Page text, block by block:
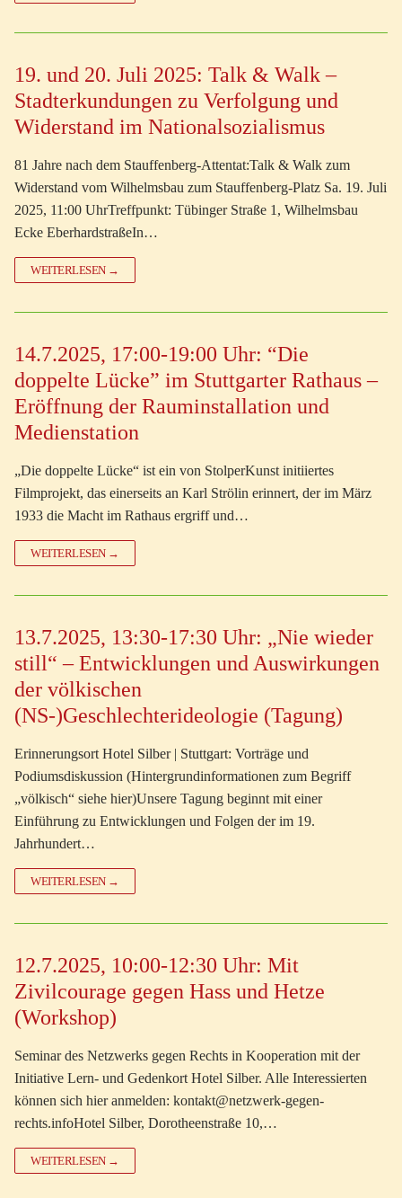
19. und 20. Juli 2025: Talk & Walk –
Stadterkundungen zu Verfolgung und
Widerstand im Nationalsozialismus
81 Jahre nach dem Stauffenberg-Attentat:Talk & Walk zum
Widerstand vom Wilhelmsbau zum Stauffenberg-Platz Sa. 19. Juli
2025, 11:00 UhrTreffpunkt: Tübinger Straße 1, Wilhelmsbau
Ecke EberhardstraßeIn…
WEITERLESEN →
14.7.2025, 17:00-19:00 Uhr: “Die
doppelte Lücke” im Stuttgarter Rathaus –
Eröffnung der Rauminstallation und
Medienstation
„Die doppelte Lücke“ ist ein von StolperKunst initiiertes
Filmprojekt, das einerseits an Karl Strölin erinnert, der im März
1933 die Macht im Rathaus ergriff und…
WEITERLESEN →
13.7.2025, 13:30-17:30 Uhr: „Nie wieder
still“ – Entwicklungen und Auswirkungen
der völkischen
(NS-)Geschlechterideologie (Tagung)
Erinnerungsort Hotel Silber | Stuttgart: Vorträge und
Podiumsdiskussion (Hintergrundinformationen zum Begriff
„völkisch“ siehe hier)Unsere Tagung beginnt mit einer
Einführung zu Entwicklungen und Folgen der im 19.
Jahrhundert…
WEITERLESEN →
12.7.2025, 10:00-12:30 Uhr: Mit
Zivilcourage gegen Hass und Hetze
(Workshop)
Seminar des Netzwerks gegen Rechts in Kooperation mit der
Initiative Lern- und Gedenkort Hotel Silber. Alle Interessierten
können sich hier anmelden: kontakt@netzwerk-gegen-
rechts.infoHotel Silber, Dorotheenstraße 10,…
WEITERLESEN →